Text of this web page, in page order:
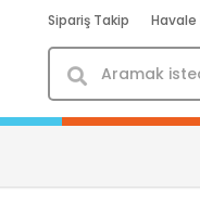
Sipariş Takip